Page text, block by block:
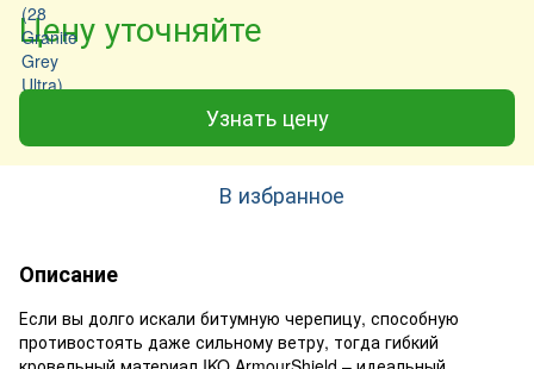
Цену уточняйте
Узнать цену
В избранное
Описание
Если вы долго искали битумную черепицу, способную
противостоять даже сильному ветру, тогда гибкий